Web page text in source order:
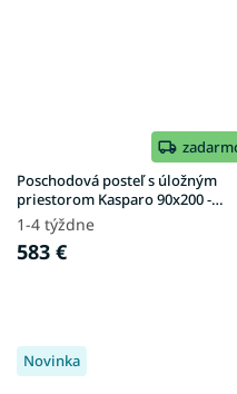
Poschodová posteľ s úložným
priestorom Kasparo 90x200 -
biela
1-4 týždne
583 €
Novinka